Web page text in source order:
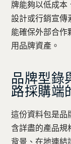
牌能夠以低成本
設計或行銷宣傳
能確保外部合作
用品牌資產。
品牌型錄
路採購端
這份資料包是品
含詳盡的產品規
背景、在地連結